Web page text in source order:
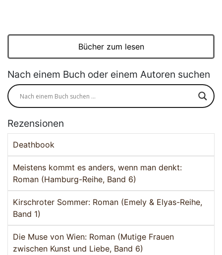
Bücher zum lesen
Nach einem Buch oder einem Autoren suchen
Rezensionen
Deathbook
Meistens kommt es anders, wenn man denkt:
Roman (Hamburg-Reihe, Band 6)
Kirschroter Sommer: Roman (Emely & Elyas-Reihe,
Band 1)
Die Muse von Wien: Roman (Mutige Frauen
zwischen Kunst und Liebe, Band 6)